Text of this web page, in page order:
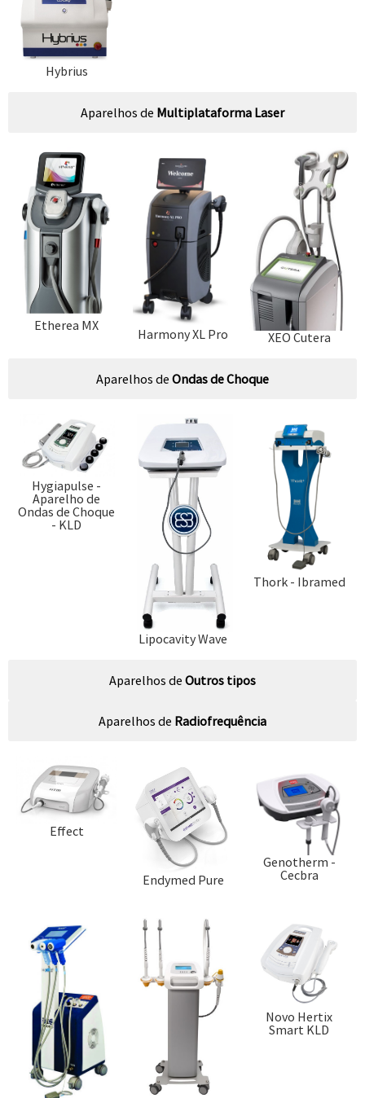
Hybrius
Aparelhos de Multiplataforma Laser
Etherea MX
Harmony XL Pro XEO Cutera
Aparelhos de Ondas de Choque
Hygiapulse -
Aparelho de
Ondas de Choque
- KLD
Lipocavity Wave
Thork - Ibramed
Aparelhos de Outros tipos
Aparelhos de Radiofrequência
Effect
Endymed Pure
Genotherm -
Cecbra
Novo Hertix
Smart KLD